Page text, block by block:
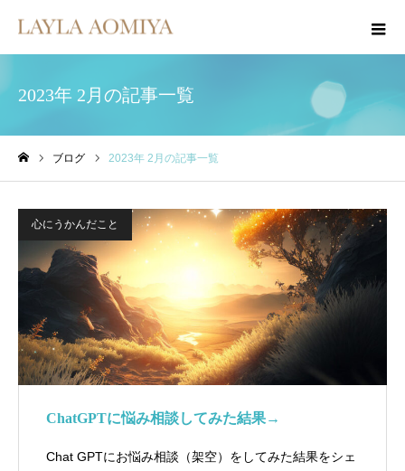
2023年 2月の記事一覧
ブログ 2023年 2月の記事一覧
心にうかんだこと
ChatGPTに悩み相談してみた結果→
Chat GPTにお悩み相談（架空）をしてみた結果をシェ